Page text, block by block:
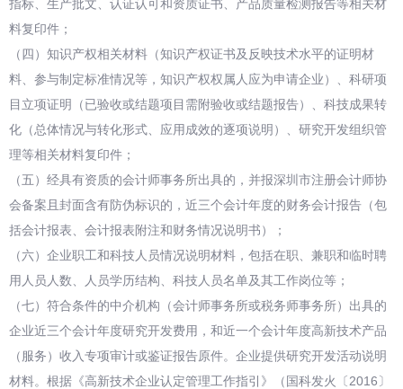
指标、生产批文、认证认可和资质证书、产品质量检测报告等相关材
料复印件；
（四）知识产权相关材料（知识产权证书及反映技术水平的证明材
料、参与制定标准情况等，知识产权权属人应为申请企业）、科研项
目立项证明（已验收或结题项目需附验收或结题报告）、科技成果转
化（总体情况与转化形式、应用成效的逐项说明）、研究开发组织管
理等相关材料复印件；
（五）经具有资质的会计师事务所出具的，并报深圳市注册会计师协
会备案且封面含有防伪标识的，近三个会计年度的财务会计报告（包
括会计报表、会计报表附注和财务情况说明书）；
（六）企业职工和科技人员情况说明材料，包括在职、兼职和临时聘
用人员人数、人员学历结构、科技人员名单及其工作岗位等；
（七）符合条件的中介机构（会计师事务所或税务师事务所）出具的
企业近三个会计年度研究开发费用，和近一个会计年度高新技术产品
（服务）收入专项审计或鉴证报告原件。企业提供研究开发活动说明
材料。根据《高新技术企业认定管理工作指引》（国科发火〔2016〕